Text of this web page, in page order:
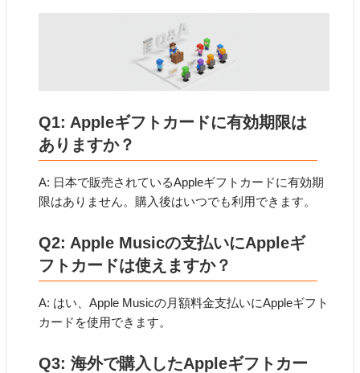
Q1: Appleギフトカードに有効期限は
ありますか？
A: 日本で販売されているAppleギフトカードに有効期
限はありません。購入後はいつでも利用できます。
Q2: Apple Musicの支払いにAppleギ
フトカードは使えますか？
A: はい、Apple Musicの月額料金支払いにAppleギフト
カードを使用できます。
Q3: 海外で購入したAppleギフトカー